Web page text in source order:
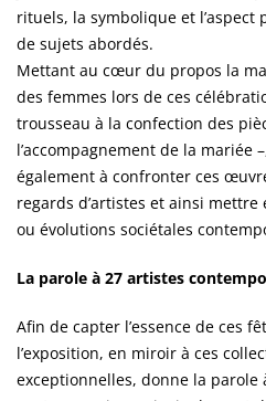
rituels, la symbolique et
de sujets abordés.
Mettant au cœur du propos la
des femmes lors de ces
trousseau à la confection des
l’accompagnement de la mariée
également à confronter ces
regards d’artistes et ainsi
ou évolutions sociétales
La parole à 27 artistes
Afin de capter l’essence de ces
l’exposition, en miroir à ces
exceptionnelles, donne la parole